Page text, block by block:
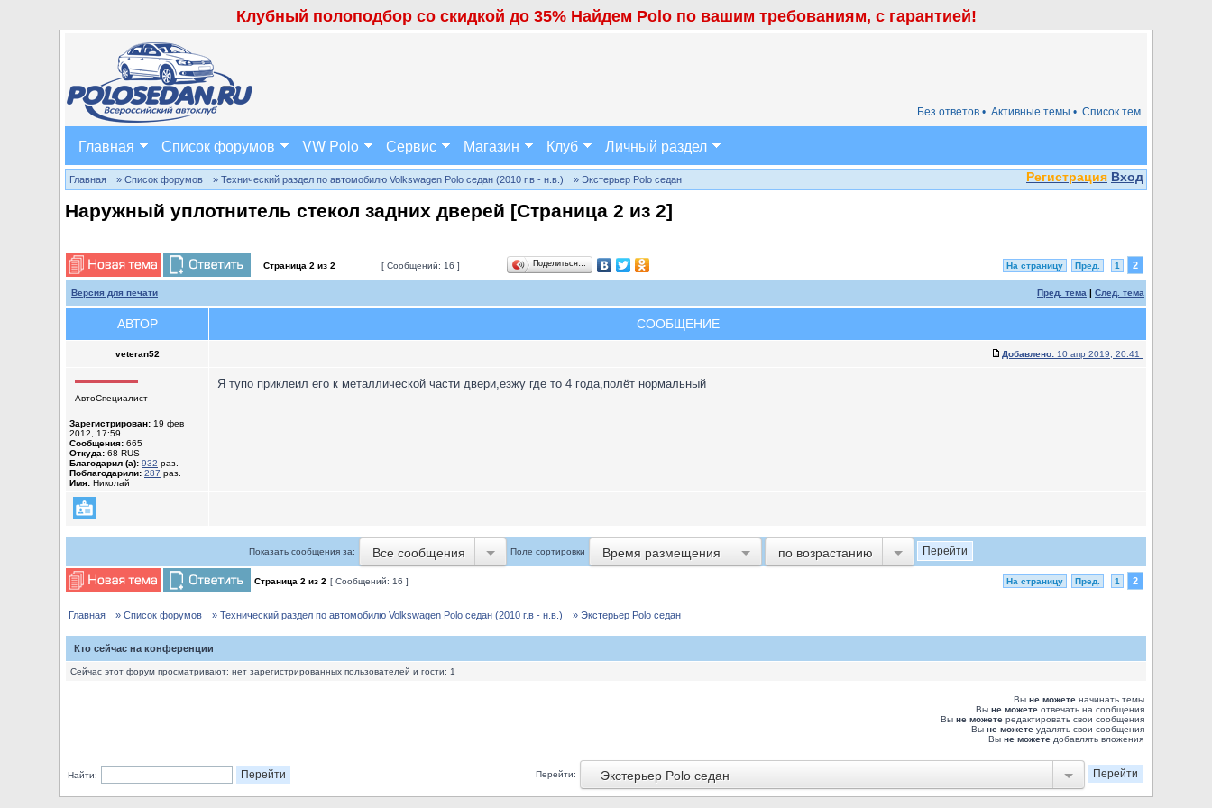
Клубный полоподбор со скидкой до 35% Найдем Polo по вашим требованиям, с гарантией!
Список тем
Активные темы •
Без ответов •
Главная Список форумов VW Polo Сервис Магазин Клуб Личный раздел
Регистрация Вход
Главная » Список форумов » Технический раздел по автомобилю Volkswagen Polo седан (2010 г.в - н.в.) » Экстерьер Polo седан
Наружный уплотнитель стекол задних дверей [Страница 2 из 2]
Страница 2 из 2 [ Сообщений: 16 ] Поделиться… На страницу Пред. 1 2
Версия для печати Пред. тема | След. тема
АВТОР СООБЩЕНИЕ
veteran52 Добавлено: 10 апр 2019, 20:41
АвтоСпециалист
Зарегистрирован: 19 фев
2012, 17:59
Сообщения: 665
Откуда: 68 RUS
Благодарил (а): 932 раз.
Поблагодарили: 287 раз.
Имя: Николай
Я тупо приклеил его к металлической части двери,езжу где то 4 года,полёт нормальный
Показать сообщения за: Все сообщения Поле сортировки Время размещения по возрастанию
Страница 2 из 2 [ Сообщений: 16 ] На страницу Пред. 1 2
Главная » Список форумов » Технический раздел по автомобилю Volkswagen Polo седан (2010 г.в - н.в.) » Экстерьер Polo седан
Кто сейчас на конференции
Сейчас этот форум просматривают: нет зарегистрированных пользователей и гости: 1
Вы не можете начинать темы
Вы не можете отвечать на сообщения
Вы не можете редактировать свои сообщения
Вы не можете удалять свои сообщения
Вы не можете добавлять вложения
Найти: Перейти: Экстерьер Polo седан